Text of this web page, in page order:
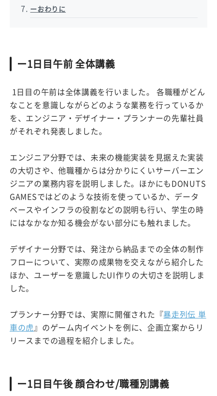
ーおわりに
ー1日目午前 全体講義
1日目の午前は全体講義を行いました。 各職種がどん
なことを意識しながらどのような業務を行っているか
を、エンジニア・デザイナー・プランナーの先輩社員
がそれぞれ発表しました。
エンジニア分野では、未来の機能実装を見据えた実装
の大切さや、他職種からは分かりにくいサーバーエン
ジニアの業務内容を説明しました。ほかにもDONUTS
GAMESではどのような技術を使っているか、データ
ベースやインフラの役割などの説明も行い、学生の時
にはなかなか知る機会がない部分にも触れました。
デザイナー分野では、発注から納品までの全体の制作
フローについて、実際の成果物を交えながら紹介した
ほか、ユーザーを意識したUI作りの大切さを説明しま
した。
プランナー分野では、実際に開催された『暴走列伝 単
車の虎 』のゲーム内イベントを例に、企画立案からリ
リースまでの過程を紹介しました。
ー1日目午後 顔合わせ/職種別講義